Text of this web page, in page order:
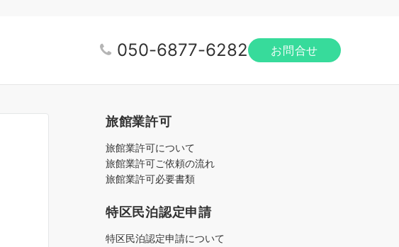
050-6877-6282 お問合せ
旅館業許可
旅館業許可について
旅館業許可ご依頼の流れ
旅館業許可必要書類
特区民泊認定申請
特区民泊認定申請について